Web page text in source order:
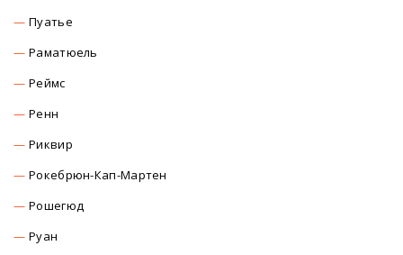
Пуатье
Раматюель
Реймс
Ренн
Риквир
Рокебрюн-Кап-Мартен
Рошегюд
Руан